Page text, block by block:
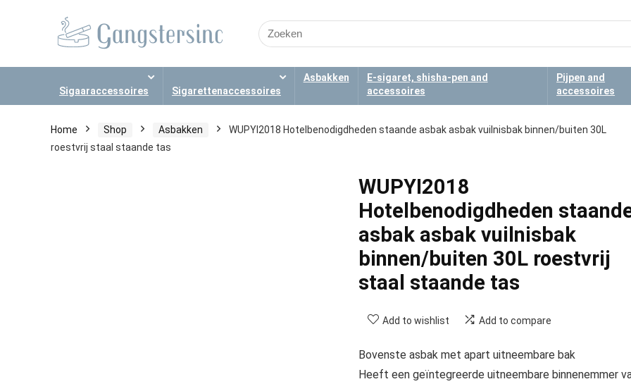
Search
for:
Sigaaraccessoires Sigarettenaccessoires
Asbakken
E-sigaret, shisha-pen and
accessoires
Pijpen and
accessoires
Home Shop Asbakken
WUPYI2018 Hotelbenodigdheden staande asbak asbak vuilnisbak binnen/buiten 30L
roestvrij staal staande tas
WUPYI2018
Hotelbenodigdheden
asbak asbak vuilnisbak
binnen/buiten 30L roestvrij
staal staande tas
Add to wishlist Add to compare
Bovenste asbak met apart uitneembare bak
Heeft een geïntegreerde uitneembare binnenemmer